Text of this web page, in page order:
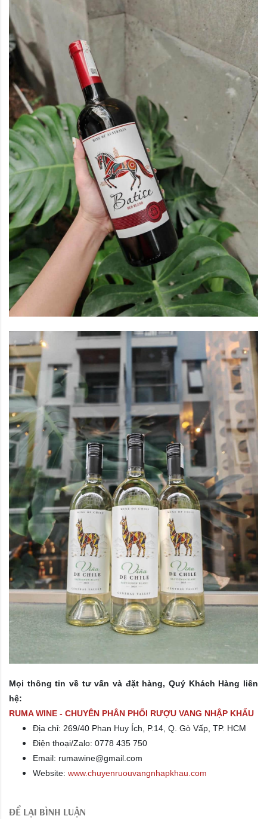
Mọi thông tin về tư vấn và đặt hàng, Quý Khách Hàng liên
hệ:
RUMA WINE - CHUYÊN PHÂN PHỐI RƯỢU VANG NHẬP KHẨU
Địa chỉ: 269/40 Phan Huy Ích, P.14, Q. Gò Vấp, TP. HCM
Điện thoại/Zalo: 0778 435 750
Email: rumawine@gmail.com
Website: www.chuyenruouvangnhapkhau.com
ĐỂ LẠI BÌNH LUẬN